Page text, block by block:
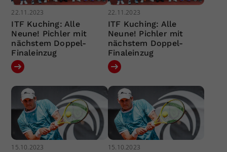
22.11.2023
ITF Kuching: Alle
Neune! Pichler mit
nächstem Doppel-
Finaleinzug
22.11.2023
ITF Kuching: Alle
Neune! Pichler mit
nächstem Doppel-
Finaleinzug
15.10.2023 15.10.2023